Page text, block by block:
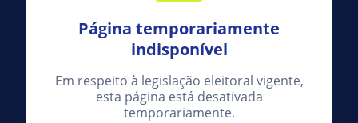
Página temporariamente
indisponível
Em respeito à legislação eleitoral vigente,
esta página está desativada
temporariamente.